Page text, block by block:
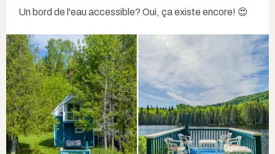
Un bord de l'eau accessible? Oui, ça existe encore! 😍